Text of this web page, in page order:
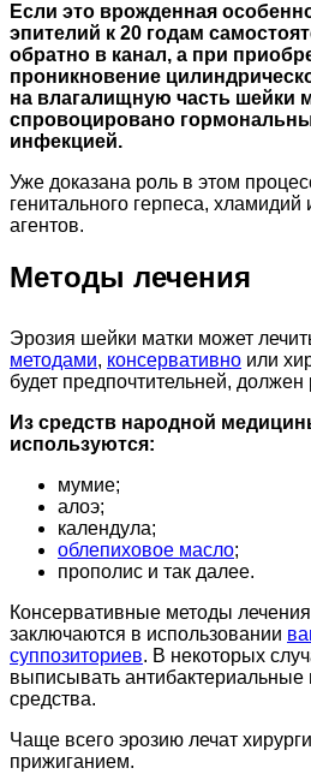
Если это врожденная
эпителий к 20 годам
обратно в канал, а при
проникновение
на влагалищную часть шейки
спровоцировано
инфекцией.
Уже доказана роль в этом
генитального герпеса,
агентов.
Методы лечения
Эрозия шейки матки может
методами, консервативно или
будет предпочтительней,
Из средств народной
используются:
мумие;
алоэ;
календула;
облепиховое масло;
прополис и так далее.
Консервативные методы
заключаются в использовании
суппозиториев. В некоторых
выписывать
средства.
Чаще всего эрозию лечат
прижиганием.